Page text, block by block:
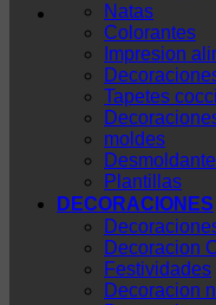
Natas
Colorantes
Impresion
Tapetes
moldes
Plantillas
DECORACIONES
Decoracion
Festividades
Decoracion